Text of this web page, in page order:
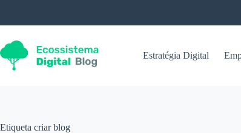
o
Estratégia Digital
Etiqueta criar blog